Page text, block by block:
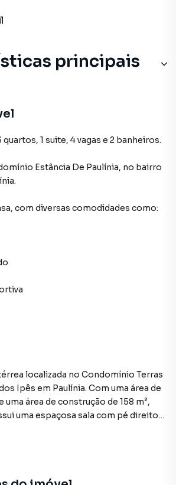
principais
quartos, 1 suite, 4 vagas e 2 banheiros.
Estância De Paulínia, no bairro
.
, com diversas comodidades como:
localizada no Condomínio Terras
Ipês em Paulínia. Com uma área de
uma área de construção de 158 m²,
uma espaçosa sala com pé direito
elegantemente integrada à área